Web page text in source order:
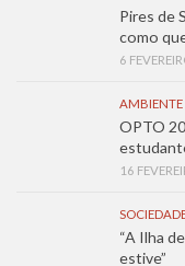
Pires de
como
6
AMBIENTE
OPTO
16
“A Ilha
estive”